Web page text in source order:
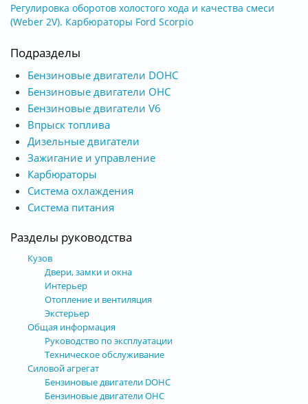
Регулировка оборотов холостого хода и качества смеси
(Weber 2V). Карбюраторы Ford Scorpio
Подразделы
Бензиновые двигатели DOHC
Бензиновые двигатели OHC
Бензиновые двигатели V6
Впрыск топлива
Дизельные двигатели
Зажигание и управление
Карбюраторы
Система охлаждения
Система питания
Разделы руководства
Кузов
Двери, замки и окна
Интерьер
Отопление и вентиляция
Экстерьер
Общая информация
Руководство по эксплуатации
Техническое обслуживание
Силовой агрегат
Бензиновые двигатели DOHC
Бензиновые двигатели OHC